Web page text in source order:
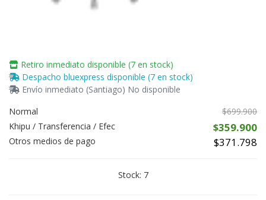
Retiro inmediato disponible (7 en stock)
Despacho bluexpress disponible (7 en stock)
Envío inmediato (Santiago) No disponible
Normal
$699.900
Khipu / Transferencia / Efec
$359.900
Otros medios de pago $371.798
Stock: 7